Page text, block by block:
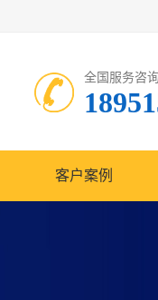
全国服务咨
客户案例